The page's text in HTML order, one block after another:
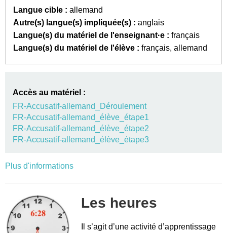
Langue cible : allemand
Autre(s) langue(s) impliquée(s) : anglais
Langue(s) du matériel de l'enseignant·e : français
Langue(s) du matériel de l'élève : français allemand
Accès au matériel :
FR-Accusatif-allemand_Déroulement
FR-Accusatif-allemand_élève_étape1
FR-Accusatif-allemand_élève_étape2
FR-Accusatif-allemand_élève_étape3
Plus d'informations
Les heures
Il s’agit d’une activité d’apprentissage